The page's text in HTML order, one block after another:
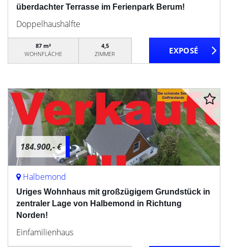
überdachter Terrasse im Ferienpark Berum!
Doppelhaushälfte
87 m²
WOHNFLÄCHE
4,5
ZIMMER
184.900,- €
Halbemond
Uriges Wohnhaus mit großzügigem Grundstück in
zentraler Lage von Halbemond in Richtung
Norden!
Einfamilienhaus